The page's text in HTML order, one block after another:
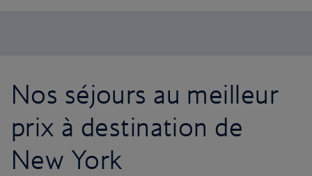
Nos séjours au meilleur
prix à destination de
New York